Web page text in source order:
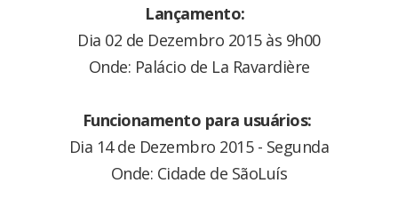
Lançamento:
Dia 02 de Dezembro 2015 às 9h00
Onde: Palácio de La Ravardière
Funcionamento para usuários:
Dia 14 de Dezembro 2015 - Segunda
Onde: Cidade de SãoLuís